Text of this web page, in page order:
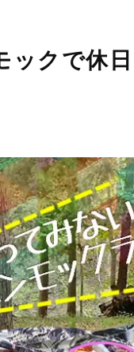
クで休日